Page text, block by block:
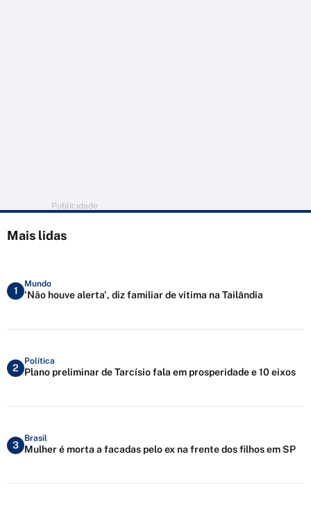
Publicidade
Mais lidas
1
Mundo
'Não houve alerta', diz familiar de vítima na Tailândia
2
Política
Plano preliminar de Tarcísio fala em prosperidade e 10 eixos
3
Brasil
Mulher é morta a facadas pelo ex na frente dos filhos em SP